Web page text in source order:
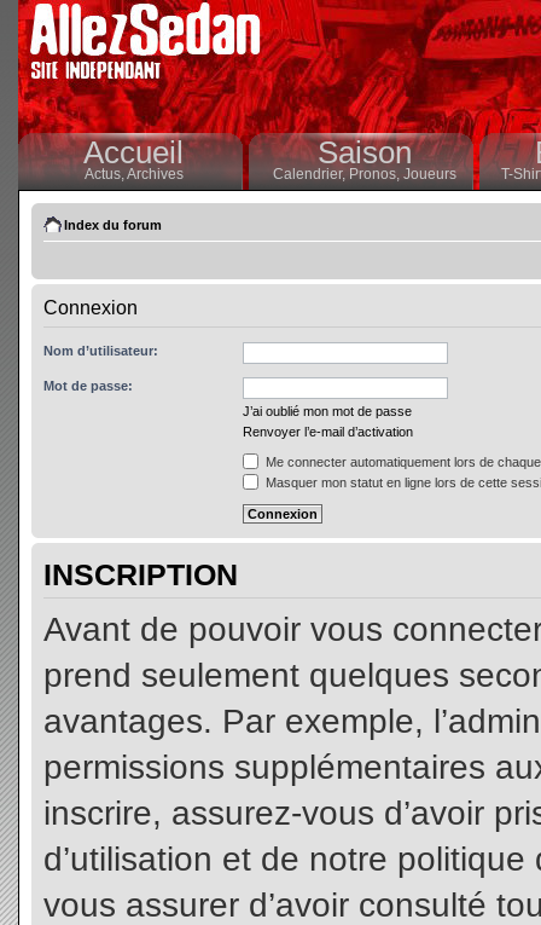
Accueil
Actus,Archives
Saison
Calendrier,Pronos, Joueurs T-
Index du forum
Connexion
Nom d’utilisateur:
Mot de passe:
J’ai oublié mon mot de passe
Renvoyer l’e-mail d’activation
Me connecter automatiquement lors de
Masquer mon statut en ligne lors de cette
INSCRIPTION
Avant de pouvoir vous
prend seulement quelques
avantages. Par exemple,
permissions supplémentaires
inscrire, assurez-vous d’avoir
d’utilisation et de notre
vous assurer d’avoir consulté